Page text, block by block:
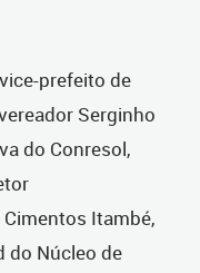
prefeito de
Serginho
do Conresol,
Itambé,
do Núcleo de